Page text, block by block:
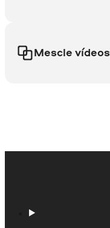
Mescle vídeos